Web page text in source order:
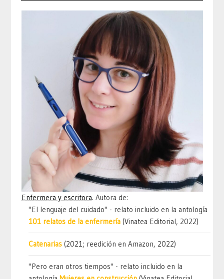
Enfermera y escritora. Autora de:
"El lenguaje del cuidado" - relato incluido en la antología
101 relatos de la enfermería (Vinatea Editorial, 2022)
Catenarias (2021; reedición en Amazon, 2022)
"Pero eran otros tiempos" - relato incluido en la